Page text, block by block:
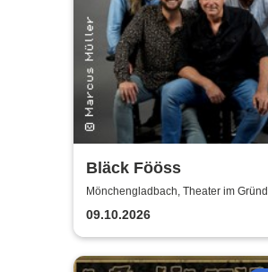
Bläck Fööss
Mönchengladbach, Theater im
09.10.2026